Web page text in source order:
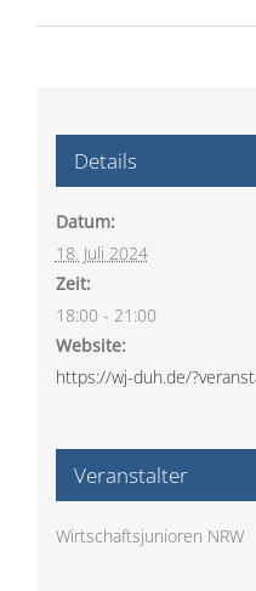
Details
Datum:
18. Juli 2024
Zeit:
18:00 - 21:00
Website:
https://wj-duh.de/
Veranstalter
Wirtschaftsjunioren NRW